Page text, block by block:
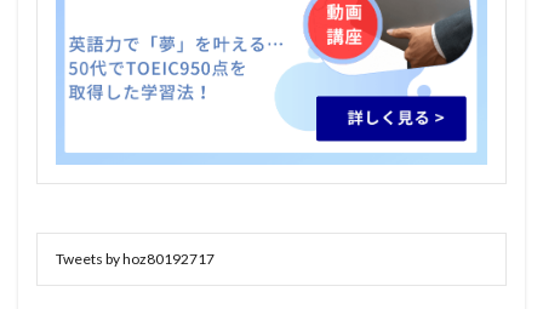
Tweets by hoz80192717